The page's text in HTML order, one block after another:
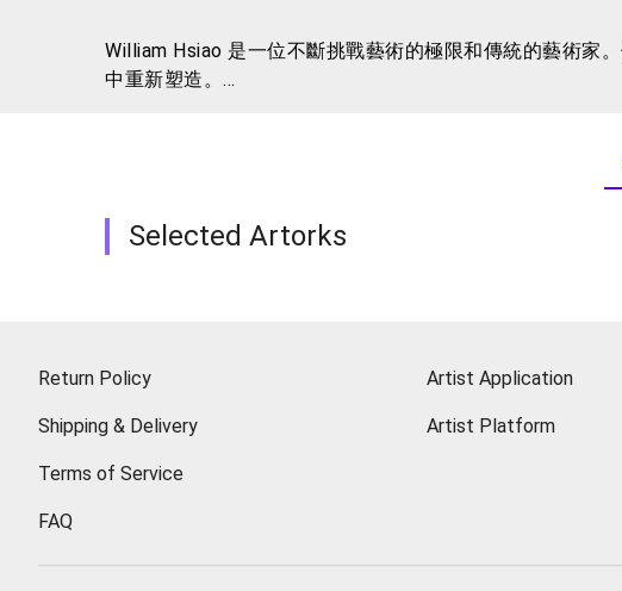
William Hsiao 是一位不斷挑戰藝術的極限和傳統的藝術家
中重新塑造。
Hsiao 的作品是一場對觀眾感知和理解的挑戰。他通過抽
在 Hsiao 的藝術中，每一筆、每一色、每一形，都是對宇
體的對話。
Selected Artorks
Return Policy
Shipping & Delivery
Terms of Service
FAQ
Artist Application
Artist Platform